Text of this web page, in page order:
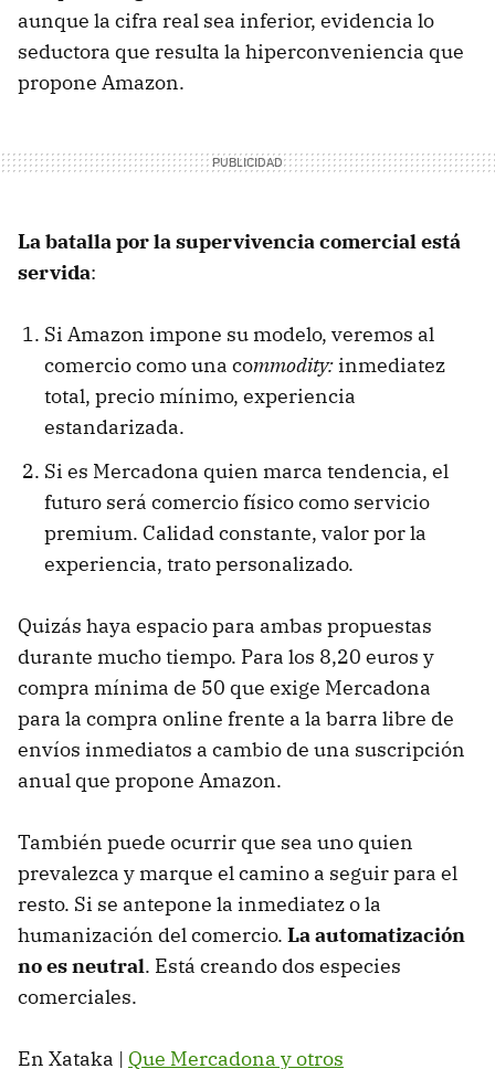
aunque la cifra real sea inferior, evidencia lo
seductora que resulta la hiperconveniencia que
propone Amazon.
La batalla por la supervivencia comercial está
servida:
Si Amazon impone su modelo, veremos al
comercio como una commodity: inmediatez
total, precio mínimo, experiencia
estandarizada.
Si es Mercadona quien marca tendencia, el
futuro será comercio físico como servicio
premium. Calidad constante, valor por la
experiencia, trato personalizado.
Quizás haya espacio para ambas propuestas
durante mucho tiempo. Para los 8,20 euros y
compra mínima de 50 que exige Mercadona
para la compra online frente a la barra libre de
envíos inmediatos a cambio de una suscripción
anual que propone Amazon.
También puede ocurrir que sea uno quien
prevalezca y marque el camino a seguir para el
resto. Si se antepone la inmediatez o la
humanización del comercio. La automatización
no es neutral. Está creando dos especies
comerciales.
En Xataka | Que Mercadona y otros